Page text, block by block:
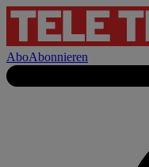
AboAbonnieren